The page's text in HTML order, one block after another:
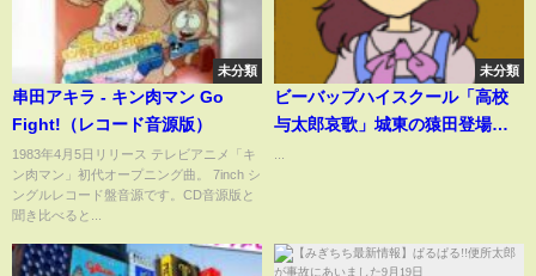
未分類
串田アキラ - キン肉マン Go
Fight!（レコード音源版）
1983年4月5日リリース テレビアニメ「キ
ン肉マン」初代オープニング曲。 7inch シ
ングルレコード盤音源です。CD音源版と
聞き比べると...
未分類
ビーバップハイスクール「高校
与太郎哀歌」城東の猿田登場。